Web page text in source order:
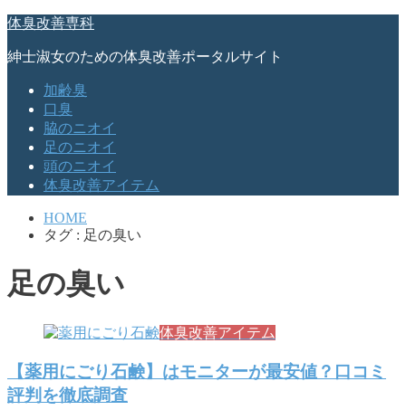
体臭改善専科
紳士淑女のための体臭改善ポータルサイト
加齢臭
口臭
脇のニオイ
足のニオイ
頭のニオイ
体臭改善アイテム
HOME
タグ : 足の臭い
足の臭い
体臭改善アイテム
【薬用にごり石鹸】はモニターが最安値？口コミ
評判を徹底調査